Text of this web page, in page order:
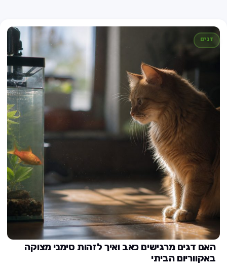
דגים
האם דגים מרגישים כאב ואיך לזהות סימני מצוקה
באקווריום הביתי